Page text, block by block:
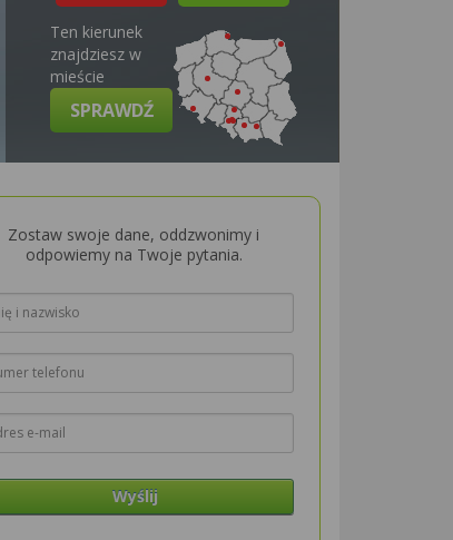
Ten kierunek
znajdziesz w
mieście
SPRAWDŹ
Zostaw swoje dane, oddzwonimy i
odpowiemy na Twoje pytania.
Wyślij